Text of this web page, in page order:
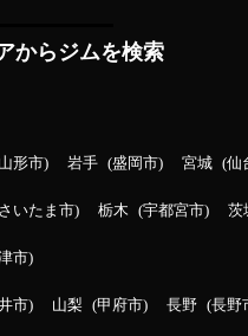
からジムを検索
山形市 岩手 盛岡市 宮城 仙
さいたま市 栃木 宇都宮市 茨
市
市 山梨 甲府市 長野 長野